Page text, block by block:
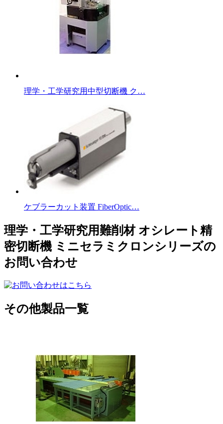
理学・工学研究用中型切断機 ク…
ケブラーカット装置 FiberOptic…
理学・工学研究用難削材 オシレート精
密切断機 ミニセラミクロンシリーズの
お問い合わせ
その他製品一覧